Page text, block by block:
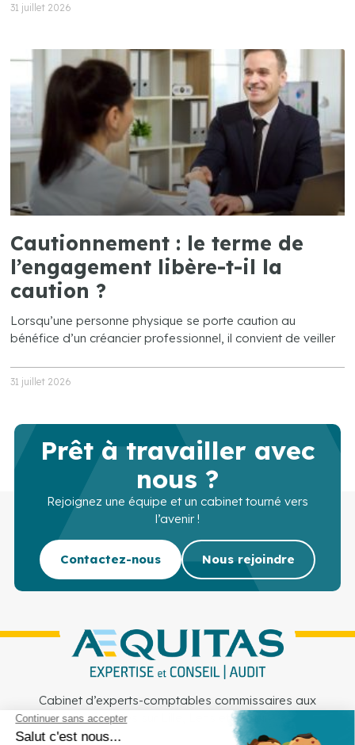
31 juillet 2026
Cautionnement : le terme de
l’engagement libère-t-il la
caution ?
Lorsqu’une personne physique se porte caution au
bénéfice d’un créancier professionnel, il convient de veiller
31 juillet 2026
Prêt à travailler avec
nous ?
Rejoignez une équipe et un cabinet tourné vers
l’avenir !
Contactez-nous Nous rejoindre
Cabinet d’experts-comptables commissaires aux
comptes sur Lille, Lens et Douai